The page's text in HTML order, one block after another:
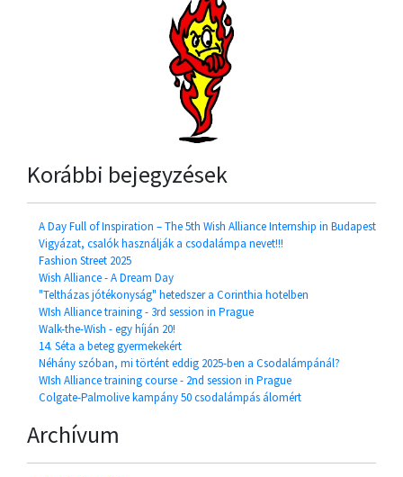
Korábbi bejegyzések
A Day Full of Inspiration – The 5th Wish Alliance Internship in Budapest
Vigyázat, csalók használják a csodalámpa nevet!!!
Fashion Street 2025
Wish Alliance - A Dream Day
"Teltházas jótékonyság" hetedszer a Corinthia hotelben
WIsh Alliance training - 3rd session in Prague
Walk-the-Wish - egy híján 20!
14. Séta a beteg gyermekekért
Néhány szóban, mi történt eddig 2025-ben a Csodalámpánál?
WIsh Alliance training course - 2nd session in Prague
Colgate-Palmolive kampány 50 csodalámpás álomért
Archívum